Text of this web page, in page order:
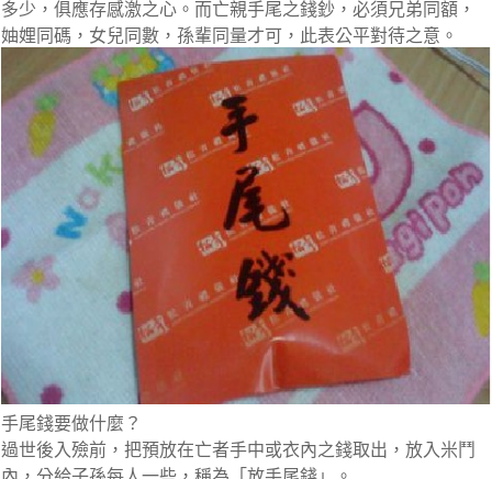
多少，俱應存感激之心。而亡親手尾之錢鈔，必須兄弟同額，
妯娌同碼，女兒同數，孫輩同量才可，此表公平對待之意。
手尾錢要做什麼？
過世後入殮前，把預放在亡者手中或衣內之錢取出，放入米鬥